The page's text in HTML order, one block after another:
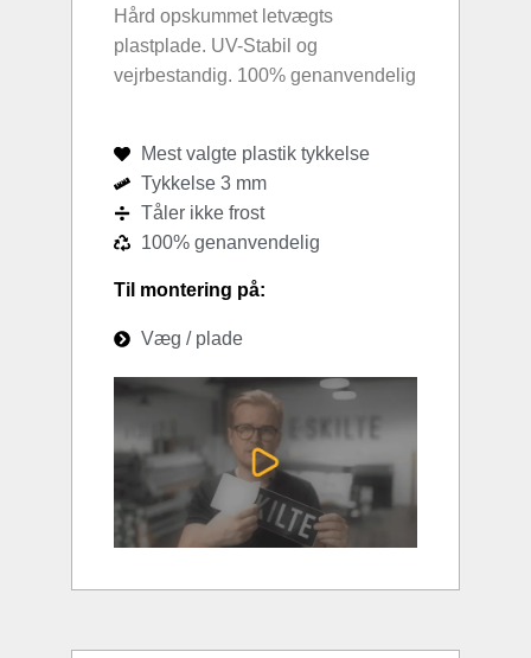
Hård opskummet letvægts
plastplade. UV-Stabil og
vejrbestandig. 100% genanvendelig
Mest valgte plastik tykkelse
Tykkelse 3 mm
Tåler ikke frost
100% genanvendelig
Til montering på:
Væg / plade